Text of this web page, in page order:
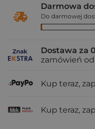
Darmowa
Do darmowej
Dostawa za
zamówień od
Kup teraz,
Kup teraz,